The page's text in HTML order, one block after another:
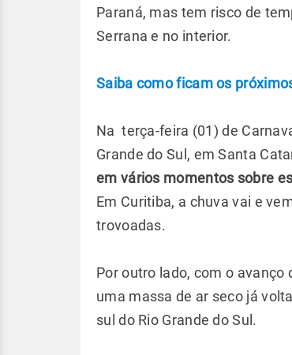
Paraná, mas tem risco de
Serrana e no interior.
Saiba como ficam os
Na terça-feira (01) de
Grande do Sul, em Santa
em vários momentos sobre
Em Curitiba, a chuva vai e
trovoadas.
Por outro lado, com o avanço
uma massa de ar seco já
sul do Rio Grande do Sul.